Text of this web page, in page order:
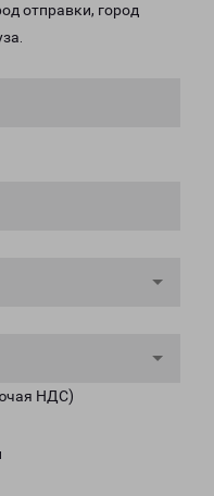
отправки, город
НДС)